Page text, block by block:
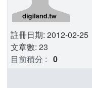
註冊日期: 2012-02-25
文章數: 23
目前積分 : 0